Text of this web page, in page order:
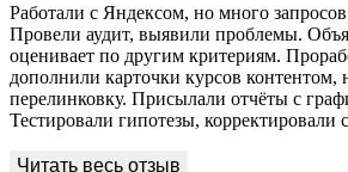
Работали с Яндексом, но много
Провели аудит, выявили проблемы.
оценивает по другим критериям.
дополнили карточки курсов контентом,
перелинковку. Присылали отчёты с
Тестировали гипотезы, корректировали